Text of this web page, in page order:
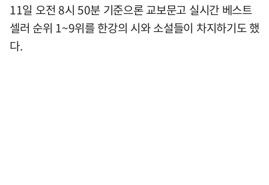
11일 오전 8시 50분 기준으론 교보문고 실시간 베스트
셀러 순위 1~9위를 한강의 시와 소설들이 차지하기도 했
다.